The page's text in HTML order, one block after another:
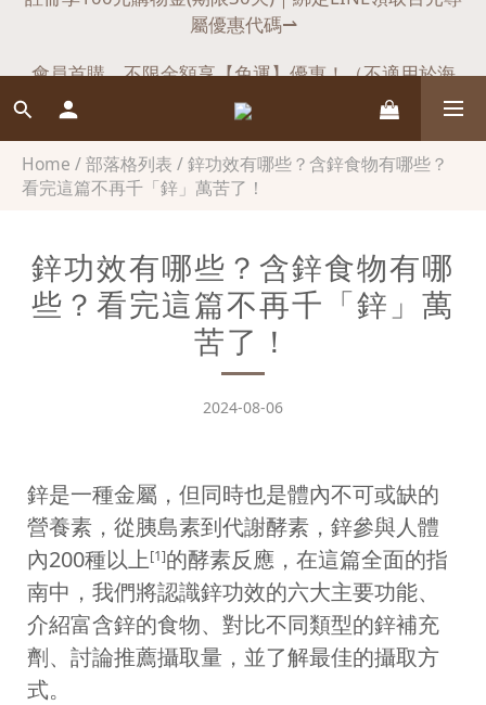
註冊享100元購物金(期限30天)｜綁定LINE領取百元專
會員首購，不限金額享【免運】優惠！（不適用於海
註冊享100元購物金(期限30天)｜綁定LINE領取百元專
屬優惠代碼⇀
Home /部落格列表 /鋅功效有哪些？含鋅食物有哪些？
看完這篇不再千「鋅」萬苦了！
鋅功效有哪些？含鋅食物有哪
些？看完這篇不再千「鋅」萬
苦了！
2024-08-06
鋅是一種金屬，但同時也是體內不可或缺的
營養素，從胰島素到代謝酵素，鋅參與人體
內200種以上[1]的酵素反應，在這篇全面的指
南中，我們將認識鋅功效的六大主要功能、
介紹富含鋅的食物、對比不同類型的鋅補充
劑、討論推薦攝取量，並了解最佳的攝取方
式。